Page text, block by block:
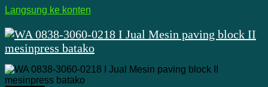
Langsung ke konten